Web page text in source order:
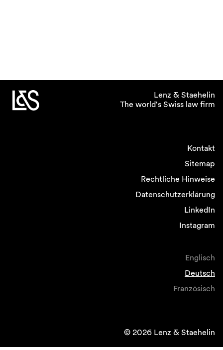
Lenz & Staehelin
The world's Swiss law firm
Kontakt
Sitemap
Rechtliche Hinweise
Datenschutzerklärung
LinkedIn
Instagram
Englisch
Deutsch
Französisch
© 2026 Lenz & Staehelin